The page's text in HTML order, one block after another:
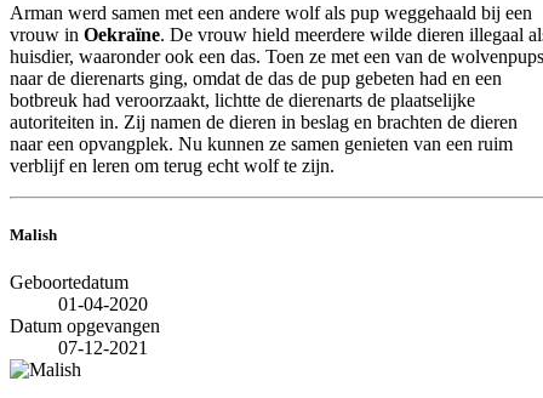
Arman werd samen met een andere wolf als pup weggehaald bij een
vrouw in Oekraïne. De vrouw hield meerdere wilde dieren illegaal
huisdier, waaronder ook een das. Toen ze met een van de wolvenpups
naar de dierenarts ging, omdat de das de pup gebeten had en een
botbreuk had veroorzaakt, lichtte de dierenarts de plaatselijke
autoriteiten in. Zij namen de dieren in beslag en brachten de dieren
naar een opvangplek. Nu kunnen ze samen genieten van een ruim
verblijf en leren om terug echt wolf te zijn.
Malish
Geboortedatum
01-04-2020
Datum opgevangen
07-12-2021